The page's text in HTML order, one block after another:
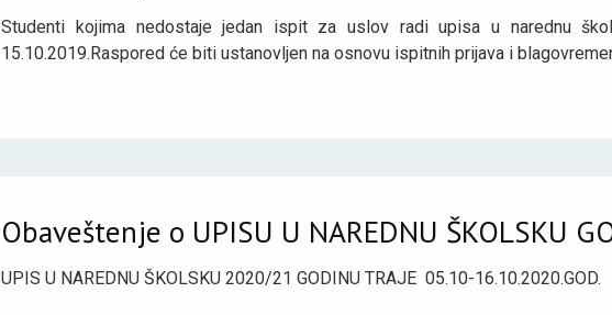
Studenti kojima nedostaje jedan ispit za uslov radi upisa u narednu
15.10.2019.Raspored će biti ustanovljen na osnovu ispitnih prijava i
Obaveštenje o UPISU U NAREDNU ŠKOLSKU
UPIS U NAREDNU ŠKOLSKU 2020/21 GODINU TRAJE 05.10-16.10.2020.GOD.